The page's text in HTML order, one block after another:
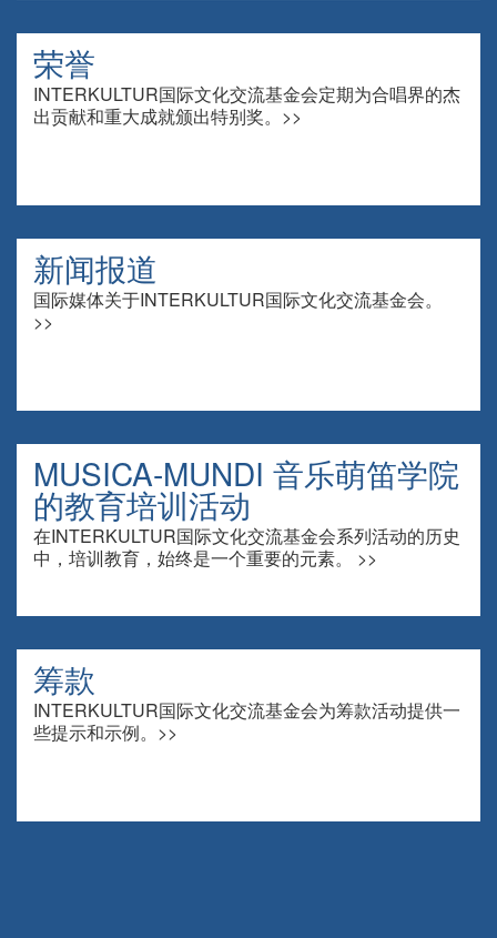
荣誉
INTERKULTUR国际文化交流基金会定期为合唱界的杰
出贡献和重大成就颁出特别奖。>>
新闻报道
国际媒体关于INTERKULTUR国际文化交流基金会。
>>
MUSICA-MUNDI 音乐萌笛学院
的教育培训活动
在INTERKULTUR国际文化交流基金会系列活动的历史
中，培训教育，始终是一个重要的元素。 >>
筹款
INTERKULTUR国际文化交流基金会为筹款活动提供一
些提示和示例。>>